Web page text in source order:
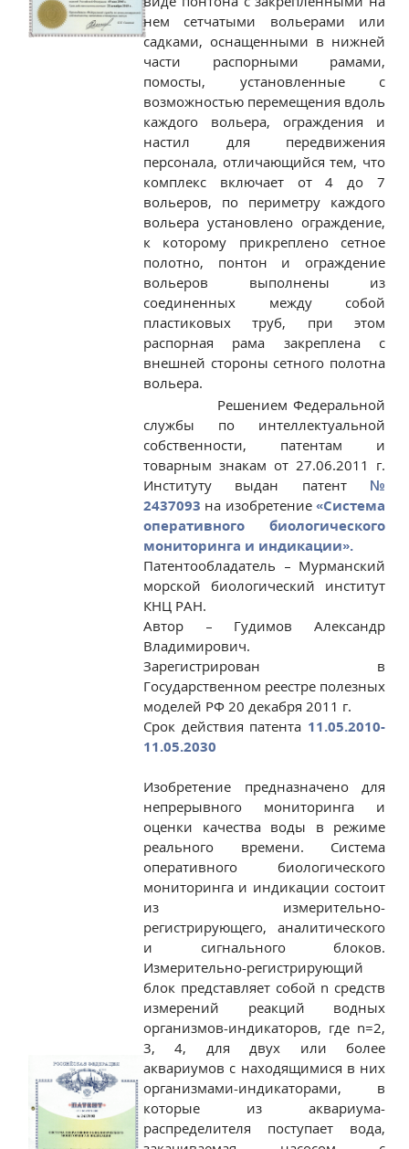
нем сетчатыми вольерами или
садками, оснащенными в нижней
части распорными рамами,
помосты, установленные с
возможностью перемещения вдоль
каждого вольера, ограждения и
настил для передвижения
персонала, отличающийся тем, что
комплекс включает от 4 до 7
вольеров, по периметру каждого
вольера установлено ограждение,
к которому прикреплено сетное
полотно, понтон и ограждение
вольеров выполнены из
соединенных между собой
пластиковых труб, при этом
распорная рама закреплена с
внешней стороны сетного полотна
вольера.
Решением Федеральной
службы по интеллектуальной
собственности, патентам и
товарным знакам от 27.06.2011 г.
Институту выдан патент №
2437093 на изобретение «Система
оперативного биологического
мониторинга и индикации».
Патентообладатель – Мурманский
морской биологический институт
КНЦ РАН.
Автор – Гудимов Александр
Владимирович.
Зарегистрирован в
Государственном реестре полезных
моделей РФ 20 декабря 2011 г.
Срок действия патента 11.05.2010-
11.05.2030
Изобретение предназначено для
непрерывного мониторинга и
оценки качества воды в режиме
реального времени. Система
оперативного биологического
мониторинга и индикации состоит
из измерительно-
регистрирующего, аналитического
и сигнального блоков.
Измерительно-регистрирующий
блок представляет собой n средств
измерений реакций водных
организмов-индикаторов, где n=2,
3, 4, для двух или более
аквариумов с находящимися в них
организмами-индикаторами, в
которые из аквариума-
распределителя поступает вода,